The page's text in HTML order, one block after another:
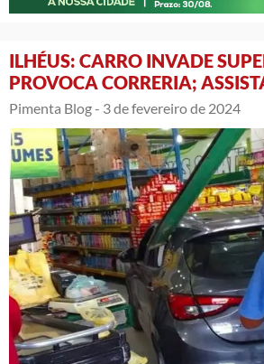
ILHÉUS: CARRO INVADE
PROVOCA CORRERIA;
Pimenta Blog - 3 de fevereiro de 2024